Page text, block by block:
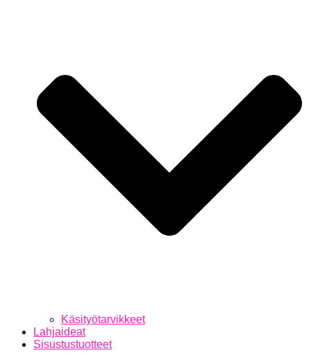
Käsityötarvikkeet
Lahjaideat
Sisustustuotteet